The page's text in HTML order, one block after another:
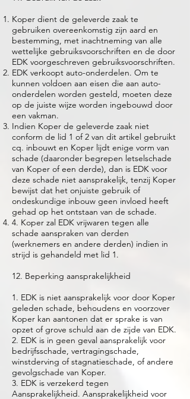
Koper dient de geleverde zaak te
gebruiken overeenkomstig zijn aard en
bestemming, met inachtneming van alle
wettelijke gebruiksvoorschriften en de door
EDK voorgeschreven gebruiksvoorschriften.
EDK verkoopt auto-onderdelen. Om te
kunnen voldoen aan eisen die aan auto-
onderdelen worden gesteld, moeten deze
op de juiste wijze worden ingebouwd door
een vakman.
Indien Koper de geleverde zaak niet
conform de lid 1 of 2 van dit artikel gebruikt
cq. inbouwt en Koper lijdt enige vorm van
schade (daaronder begrepen letselschade
van Koper of een derde), dan is EDK voor
deze schade niet aansprakelijk, tenzij Koper
bewijst dat het onjuiste gebruik of
ondeskundige inbouw geen invloed heeft
gehad op het ontstaan van de schade.
4. Koper zal EDK vrijwaren tegen alle
schade aanspraken van derden
(werknemers en andere derden) indien in
strijd is gehandeld met lid 1.
12. Beperking aansprakelijkheid
1. EDK is niet aansprakelijk voor door Koper
geleden schade, behoudens en voorzover
Koper kan aantonen dat er sprake is van
opzet of grove schuld aan de zijde van EDK.
2. EDK is in geen geval aansprakelijk voor
bedrijfsschade, vertragingschade,
winstderving of stagnatieschade, of andere
gevolgschade van Koper.
3. EDK is verzekerd tegen
Aansprakelijkheid. Aansprakelijkheid voor